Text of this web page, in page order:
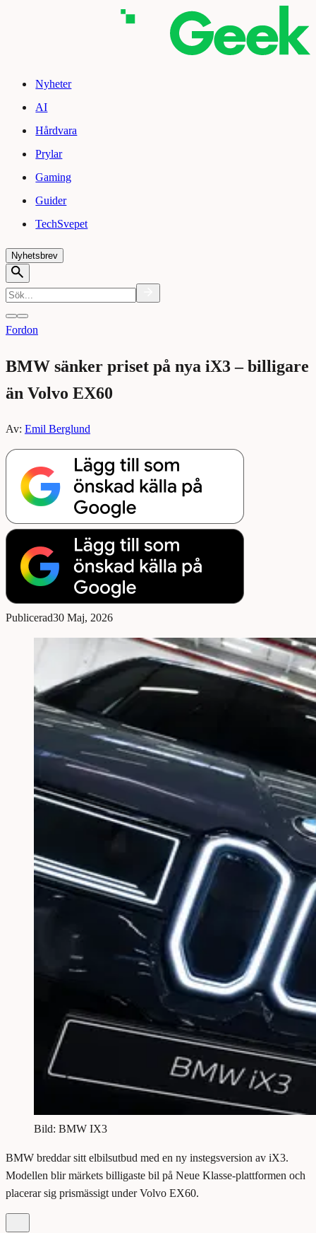
Nyheter
AI
Hårdvara
Prylar
Gaming
Guider
TechSvepet
Nyhetsbrev
Fordon
BMW sänker priset på nya iX3 – billigare
än Volvo EX60
Av: Emil Berglund
Publicerad30 Maj, 2026
Bild: BMW IX3
BMW breddar sitt elbilsutbud med en ny instegsversion av iX3.
Modellen blir märkets billigaste bil på Neue Klasse-plattformen och
placerar sig prismässigt under Volvo EX60.